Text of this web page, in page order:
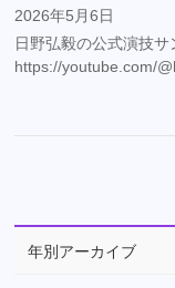
2026年5月6日
日野弘毅の公式演技サ
https://youtube.com/
年別アーカイブ